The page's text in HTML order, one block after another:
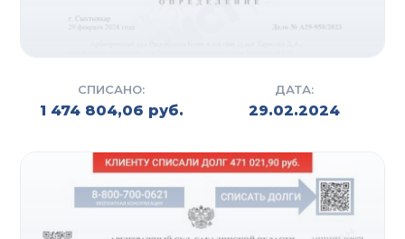
СПИСАНО:
1 474 804,06 руб.
ДАТА:
29.02.2024